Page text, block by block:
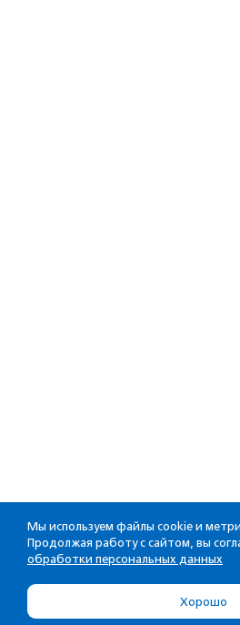
Мы используем файлы cookie и
Продолжая работу с сайтом, вы
обработки персональных данных
Хорошо